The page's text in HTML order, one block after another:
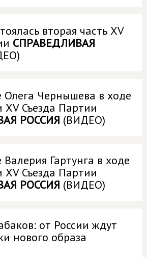
вторая часть XV
СПРАВЕДЛИВАЯ
Олега Чернышева в ходе
XV Съезда Партии
РОССИЯ (ВИДЕО)
Гартунга в ходе
XV Съезда Партии
РОССИЯ (ВИДЕО)
от России ждут
нового образа